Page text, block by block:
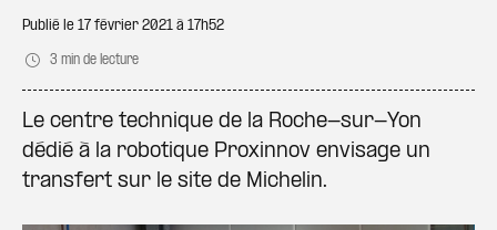
Publié le 17 février 2021 à 17h52
3 min de lecture
Le centre technique de la Roche-sur-Yon
dédié à la robotique Proxinnov envisage un
transfert sur le site de Michelin.